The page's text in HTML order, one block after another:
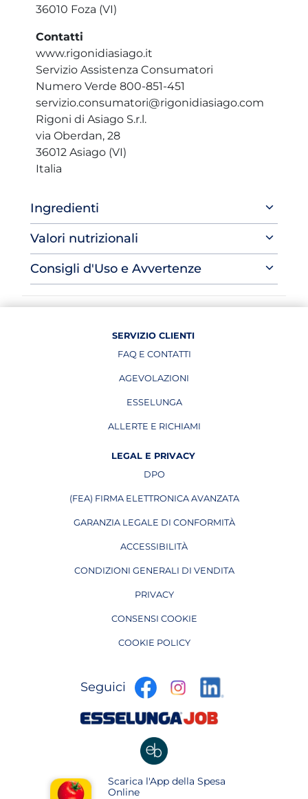
36010 Foza (VI)
Contatti
www.rigonidiasiago.it
Servizio Assistenza Consumatori
Numero Verde 800-851-451
servizio.consumatori@rigonidiasiago.com
Rigoni di Asiago S.r.l.
via Oberdan, 28
36012 Asiago (VI)
Italia
Ingredienti
Valori nutrizionali
Consigli d'Uso e Avvertenze
SERVIZIO CLIENTI
FAQ E CONTATTI
AGEVOLAZIONI
ESSELUNGA
APRE IN UNA NUOVA PAGINA
ALLERTE E RICHIAMI
APRE IN UNA NUOVA PAGINA
LEGAL E PRIVACY
DPO
APRE IN UNA NUOVA PAGINA
(FEA) FIRMA ELETTRONICA AVANZATA
APRE IN UNA NUOVA PAGINA
GARANZIA LEGALE DI CONFORMITÀ
ACCESSIBILITÀ
CONDIZIONI GENERALI DI VENDITA
PRIVACY
CONSENSI COOKIE
COOKIE POLICY
Seguici
apre
una
pagina
apre
una
in
pagina
in
Scarica l'App della Spesa
Online